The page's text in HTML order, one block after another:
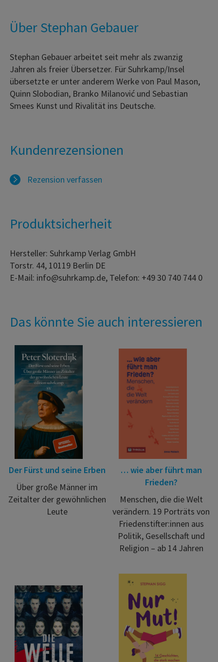
Über Stephan Gebauer
Stephan Gebauer arbeitet seit mehr als zwanzig
Jahren als freier Übersetzer. Für Suhrkamp/Insel
übersetzte er unter anderem Werke von Paul Mason,
Quinn Slobodian, Branko Milanović und Sebastian
Smees Kunst und Rivalität ins Deutsche.
Kundenrezensionen
Rezension verfassen
Produktsicherheit
Hersteller: Suhrkamp Verlag GmbH
Torstr. 44, 10119 Berlin DE
E-Mail: info@suhrkamp.de, Telefon: +49 30 740 744 0
Das könnte Sie auch interessieren
Der Fürst und seine Erben
Über große Männer im
Zeitalter der gewöhnlichen
Leute
… wie aber führt man
Frieden?
Menschen, die die Welt
verändern. 19 Porträts von
Friedenstifter:innen aus
Politik, Gesellschaft und
Religion – ab 14 Jahren